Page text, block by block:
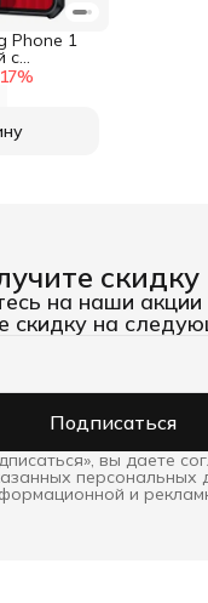
%
Phone 1
с
XUNDD
скидку
на наши акции
скидку на
Подписаться
вы даете
персональных
и